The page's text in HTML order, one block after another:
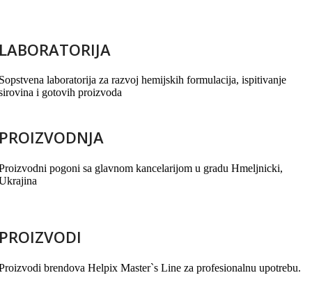
laboratorija za razvoj hemijskih formulacija, ispitivanje
i gotovih proizvoda
pogoni sa glavnom kancelarijom u gradu Hmeljnicki,
brendova Helpix Master`s Line za profesionalnu upotrebu.